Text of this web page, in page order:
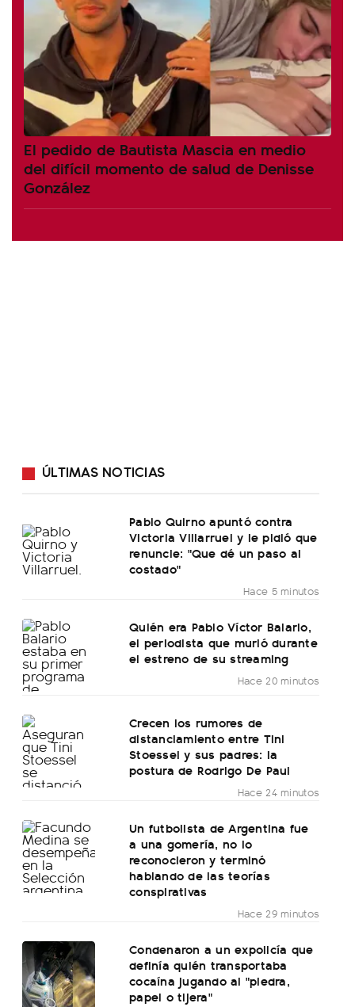
El pedido de Bautista Mascia en medio
del difícil momento de salud de Denisse
González
ÚLTIMAS NOTICIAS
Pablo Quirno apuntó contra
Victoria Villarruel y le pidió que
renuncie: "Que dé un paso al
costado"
Hace 5 minutos
Quién era Pablo Víctor Balario,
el periodista que murió durante
el estreno de su streaming
Hace 20 minutos
Crecen los rumores de
distanciamiento entre Tini
Stoessel y sus padres: la
postura de Rodrigo De Paul
Hace 24 minutos
Un futbolista de Argentina fue
a una gomería, no lo
reconocieron y terminó
hablando de las teorías
conspirativas
Hace 29 minutos
Condenaron a un expolicía que
definía quién transportaba
cocaína jugando al "piedra,
papel o tijera"